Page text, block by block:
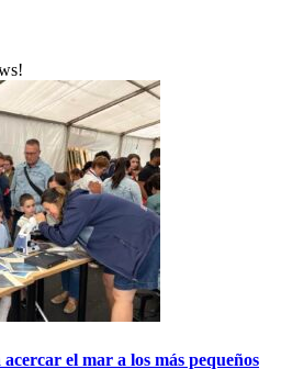
el mar a los más pequeños